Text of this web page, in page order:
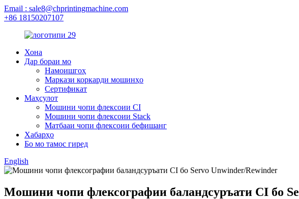
Email : sale8@chprintingmachine.com
+86 18150207107
Хона
Дар бораи мо
Намоишгоҳ
Маркази коркарди мошинҳо
Сертификат
Маҳсулот
Мошини чопи флексоии CI
Мошини чопи флексоии Stack
Матбааи чопи флексоии бефишанг
Хабарҳо
Бо мо тамос гиред
English
Мошини чопи флексографии баландсуръати CI бо